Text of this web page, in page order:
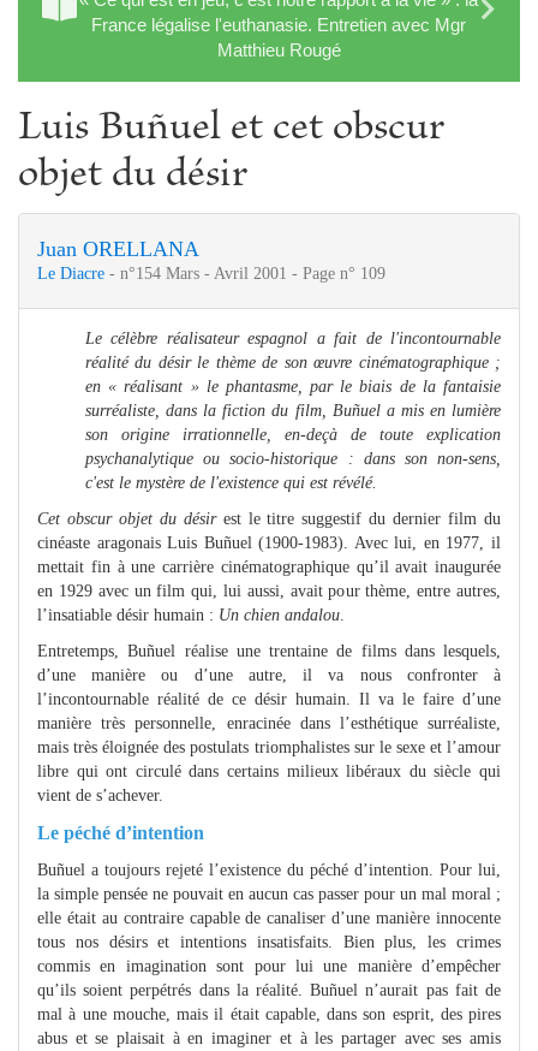
France légalise l'euthanasie. Entretien avec Mgr
Matthieu Rougé
Luis Buñuel et cet obscur
objet du désir
Juan ORELLANA
Le Diacre - n°154 Mars - Avril 2001 - Page n° 109
Le célèbre réalisateur espagnol a fait de l'incontournable
réalité du désir le thème de son œuvre cinématographique ;
en « réalisant » le phantasme, par le biais de la fantaisie
surréaliste, dans la fiction du film, Buñuel a mis en lumière
son origine irrationnelle, en-deçà de toute explication
psychanalytique ou socio-historique : dans son non-sens,
c'est le mystère de l'existence qui est révélé.
Cet obscur objet du désirest le titre suggestif du dernier film du
cinéaste aragonais Luis Buñuel (1900-1983). Avec lui, en 1977, il
mettait fin à une carrière cinématographique qu’il avait inaugurée
en 1929 avec un film qui, lui aussi, avait pour thème, entre autres,
l’insatiable désir humain : Un chien andalou
Entretemps, Buñuel réalise une trentaine de films dans lesquels,
d’une manière ou d’une autre, il va nous confronter à
l’incontournable réalité de ce désir humain. Il va le faire d’une
manière très personnelle, enracinée dans l’esthétique surréaliste,
mais très éloignée des postulats triomphalistes sur le sexe et l’amour
libre qui ont circulé dans certains milieux libéraux du siècle qui
vient de s’achever.
Le péché d’intention
Buñuel a toujours rejeté l’existence du péché d’intention. Pour lui,
la simple pensée ne pouvait en aucun cas passer pour un mal moral ;
elle était au contraire capable de canaliser d’une manière innocente
tous nos désirs et intentions insatisfaits. Bien plus, les crimes
commis en imagination sont pour lui une manière d’empêcher
qu’ils soient perpétrés dans la réalité. Buñuel n’aurait pas fait de
mal à une mouche, mais il était capable, dans son esprit, des pires
abus et se plaisait à en imaginer et à les partager avec ses amis